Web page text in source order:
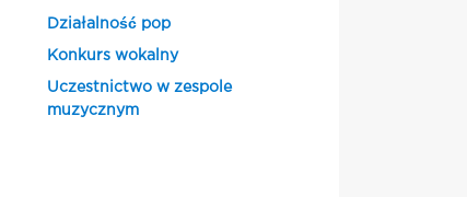
Działalność pop
Konkurs wokalny
Uczestnictwo w zespole
muzycznym